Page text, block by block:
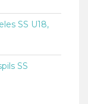
SS U18,
SS